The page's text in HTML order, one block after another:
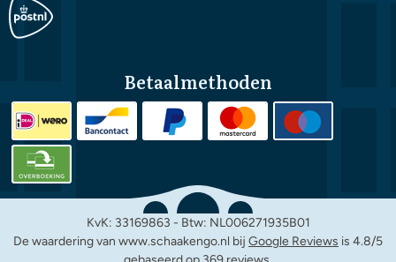
Betaalmethoden
KvK: 33169863 - Btw: NL006271935B01
De waardering van www.schaakengo.nl bij Google Reviews is 4.8/5